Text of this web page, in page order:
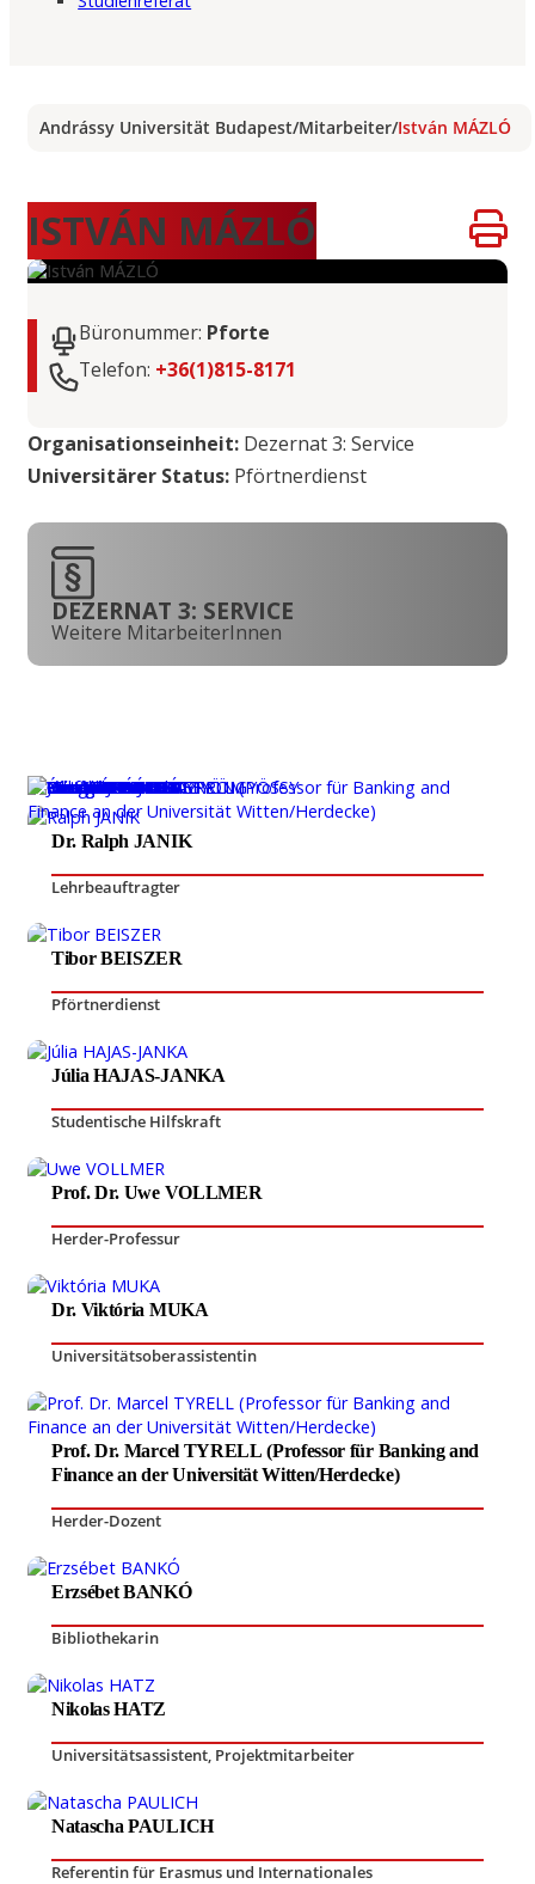
Andrássy Universität Budapest/Mitarbeiter/István MÁZLÓ
ISTVÁN MÁZLÓ
Büronummer: Pforte
Telefon: +36(1)815-8171
Organisationseinheit: Dezernat 3: Service
Universitärer Status: Pförtnerdienst
DEZERNAT 3: SERVICE
Weitere MitarbeiterInnen
Dr. Ralph JANIK
Lehrbeauftragter
Tibor BEISZER
Pförtnerdienst
Júlia HAJAS-JANKA
Studentische Hilfskraft
Prof. Dr. Uwe VOLLMER
Herder-Professur
Dr. Viktória MUKA
Universitätsoberassistentin
Prof. Dr. Marcel TYRELL (Professor für Banking and
Finance an der Universität Witten/Herdecke)
Herder-Dozent
Erzsébet BANKÓ
Bibliothekarin
Nikolas HATZ
Universitätsassistent Projektmitarbeiter
Natascha PAULICH
Referentin für Erasmus und Internationales